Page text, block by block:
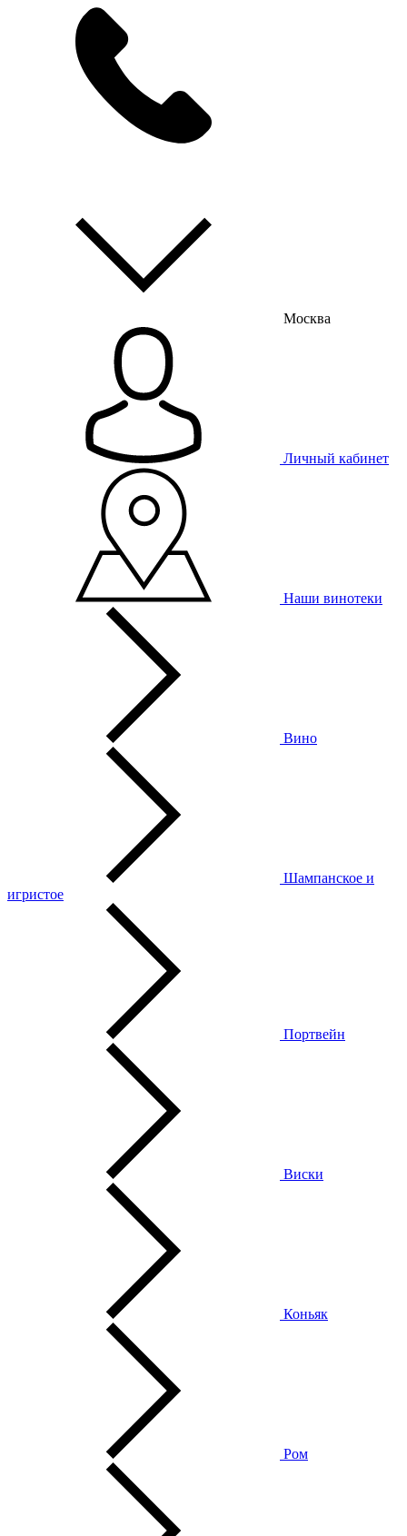
Москва
Личный кабинет
Наши винотеки
Вино
Шампанское и
игристое
Портвейн
Виски
Коньяк
Ром